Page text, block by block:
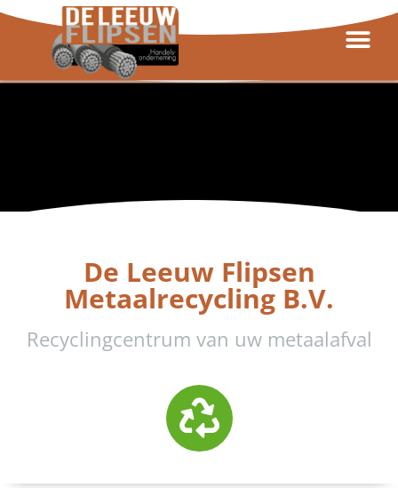
De Leeuw Flipsen
Metaalrecycling B.V.
Recyclingcentrum van uw metaalafval